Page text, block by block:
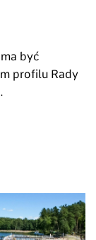
być
profilu Rady